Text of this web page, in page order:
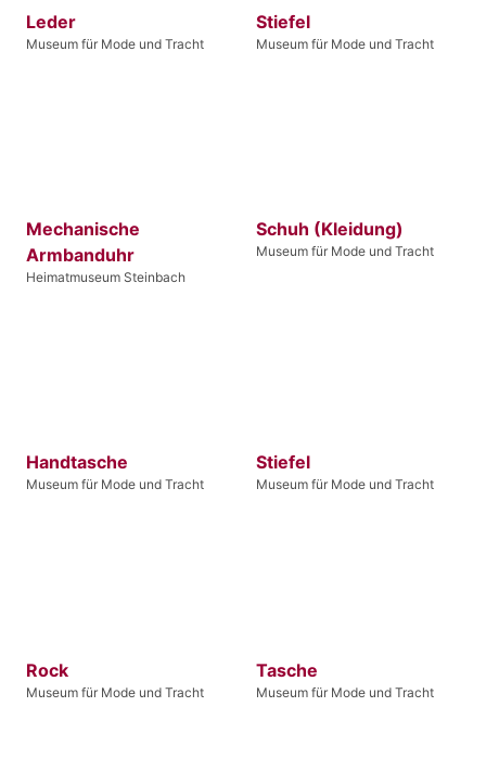
Leder
Museum für Mode und Tracht
Stiefel
Museum für Mode und Tracht
Mechanische
Armbanduhr
Heimatmuseum Steinbach
Schuh (Kleidung)
Museum für Mode und Tracht
Handtasche
Museum für Mode und Tracht
Stiefel
Museum für Mode und Tracht
Rock
Museum für Mode und Tracht
Tasche
Museum für Mode und Tracht